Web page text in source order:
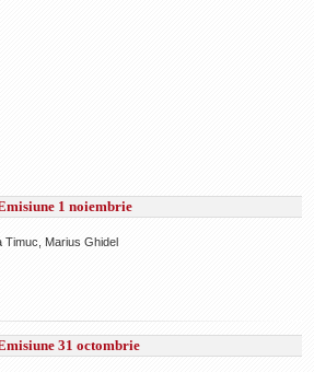
1 noiembrie
Timuc, Marius Ghidel
31 octombrie